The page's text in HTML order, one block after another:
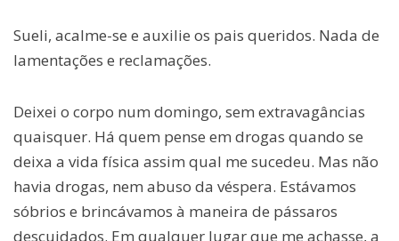
Sueli, acalme-se e auxilie os pais queridos. Nada de
lamentações e reclamações.
Deixei o corpo num domingo, sem extravagâncias
quaisquer. Há quem pense em drogas quando se
deixa a vida física assim qual me sucedeu. Mas não
havia drogas, nem abuso da véspera. Estávamos
sóbrios e brincávamos à maneira de pássaros
descuidados. Em qualquer lugar que me achasse, a